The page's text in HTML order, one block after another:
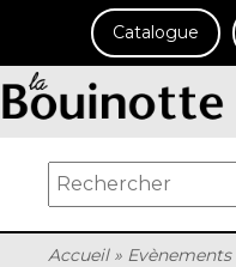
Catalogue
Accueil» Evènements